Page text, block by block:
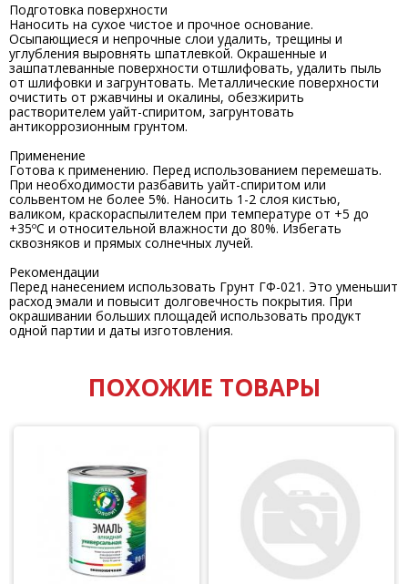
Подготовка поверхности
Наносить на сухое чистое и прочное основание.
Осыпающиеся и непрочные слои удалить, трещины и
углубления выровнять шпатлевкой. Окрашенные и
зашпатлеванные поверхности отшлифовать, удалить пыль
от шлифовки и загрунтовать. Металлические поверхности
очистить от ржавчины и окалины, обезжирить
растворителем уайт-спиритом, загрунтовать
антикоррозионным грунтом.
Применение
Готова к применению. Перед использованием перемешать.
При необходимости разбавить уайт-спиритом или
сольвентом не более 5%. Наносить 1-2 слоя кистью,
валиком, краскораспылителем при температуре от +5 до
+35ºС и относительной влажности до 80%. Избегать
сквозняков и прямых солнечных лучей.
Рекомендации
Перед нанесением использовать Грунт ГФ-021. Это уменьшит
расход эмали и повысит долговечность покрытия. При
окрашивании больших площадей использовать продукт
одной партии и даты изготовления.
ПОХОЖИЕ ТОВАРЫ